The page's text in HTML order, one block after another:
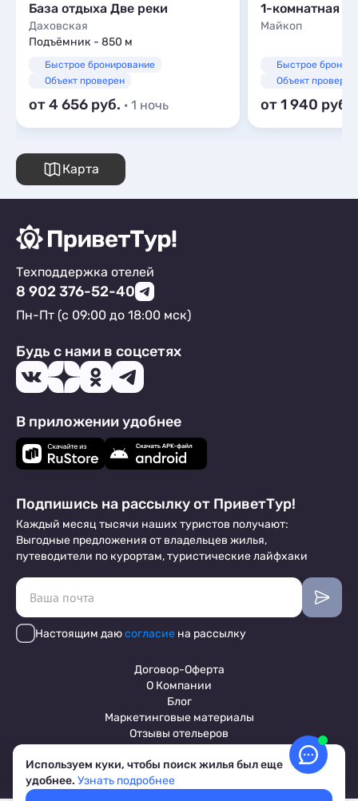
База отдыха Две реки
Даховская
Подъёмник - 850 м
Быстрое бронирование
Объект проверен
от 4 656 · 1 ночь
Майкоп
Быстрое
Объект проверен
от 1 940
Карта
Техподдержка отелей
8 902 376-52-40
Пн-Пт (с 09:00 до 18:00 мск)
Будь с нами в соцсетях
В приложении удобнее
Подпишись на рассылку от ПриветТур!
Каждый месяц тысячи наших туристов получают:
Выгодные предложения от владельцев жилья,
путеводители по курортам, туристические лайфхаки
Настоящим даюсогласие на рассылку
Договор-Оферта
О Компании
Блог
Маркетинговые материалы
Отзывы отельеров
Пользовательское соглашение
Используем куки, чтобы поиск жилья был еще
удобнее. Узнать подробнее